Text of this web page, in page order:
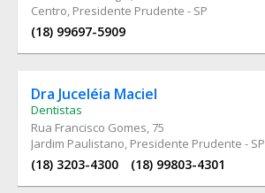
Centro, Presidente Prudente - SP
(18) 99697-5909
Dra Juceléia Maciel
Dentistas
Rua Francisco Gomes, 75
Jardim Paulistano, Presidente Prudente - SP
(18) 3203-4300 (18) 99803-4301